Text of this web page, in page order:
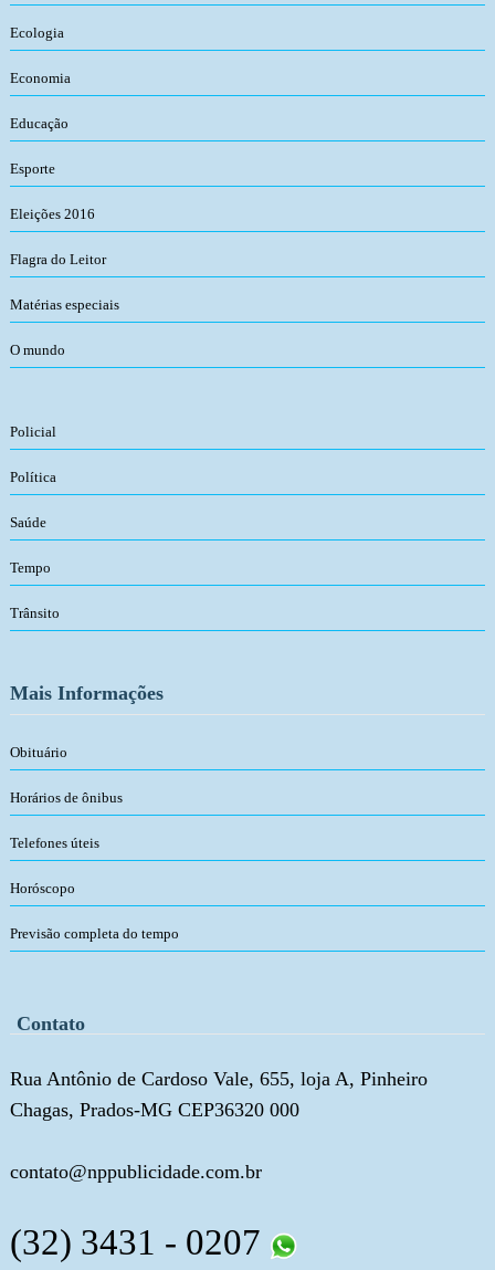
Ecologia
Economia
Educação
Esporte
Eleições 2016
Flagra do Leitor
Matérias especiais
O mundo
Policial
Política
Saúde
Tempo
Trânsito
Mais Informações
Obituário
Horários de ônibus
Telefones úteis
Horóscopo
Previsão completa do tempo
Contato
Rua Antônio de Cardoso Vale, 655, loja A, Pinheiro
Chagas, Prados-MG CEP36320 000
contato@nppublicidade.com.br
(32) 3431 - 0207